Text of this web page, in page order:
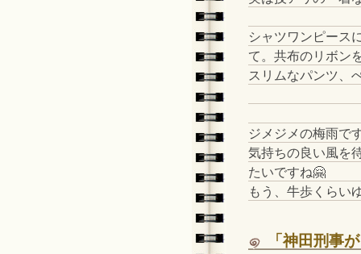
シャツワンピース
て。共布のリボン
スリムなパンツ、
ジメジメの梅雨で
気持ちの良い風を
たいですね🤗
もう、牛歩くらい
「神田刑事